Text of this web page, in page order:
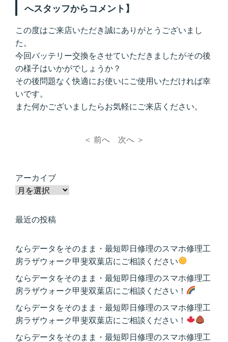
へスタッフからコメント】
この度はご来店いただき誠にありがとうございまし
た。
今回バッテリー交換をさせていただきましたがその後
の様子はいかがでしょうか？
その後問題なく快適にお使いにご使用いただければ幸
いです。
また何かございましたらお気軽にご来店ください。
＜ 前へ 次へ ＞
アーカイブ
最近の投稿
ならデータをそのまま・最短即日修理のスマホ修理工
房ラザウォーク甲斐双葉店にご相談ください
ならデータをそのまま・最短即日修理のスマホ修理工
房ラザウォーク甲斐双葉店にご相談ください！
ならデータをそのまま・最短即日修理のスマホ修理工
房ラザウォーク甲斐双葉店にご相談ください！
ならデータをそのまま・最短即日修理のスマホ修理工